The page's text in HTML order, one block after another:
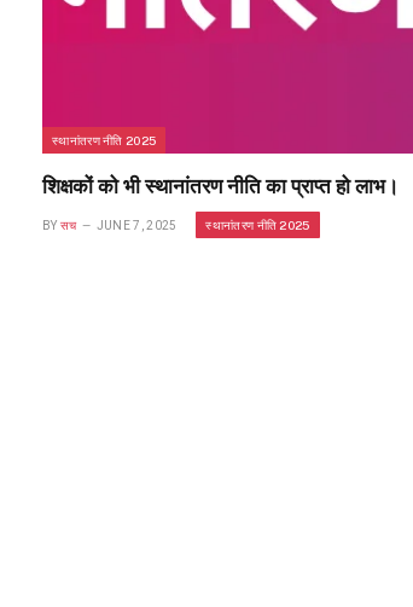
स्थानांतरण नीति 2025
शिक्षकों को भी स्थानांतरण नीति का प्राप्त हो लाभ।
BY सच JUNE 7, 2025 स्थानांतरण नीति 2025